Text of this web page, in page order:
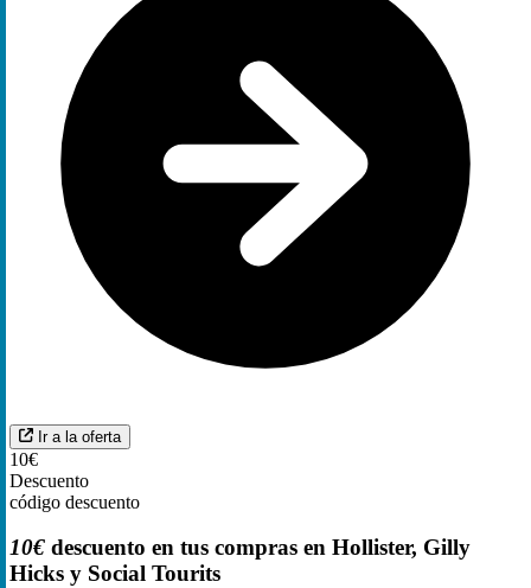
Ir a la oferta
10€
Descuento
código descuento
10€ descuento en tus compras en Hollister, Gilly
Hicks y Social Tourits